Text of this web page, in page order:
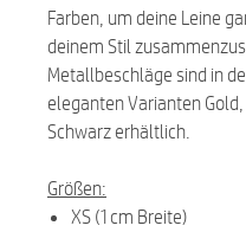
Farben, um deine Leine
deinem Stil
Metallbeschläge sind in
eleganten Varianten
Schwarz erhältlich.
Größen:
XS (1cm Breite)